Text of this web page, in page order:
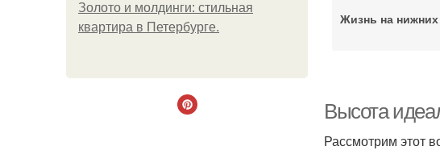
Золото и молдинги: стильная
квартира в Петербурге.
Жизнь на нижних
Высота
Рассмотрим этот